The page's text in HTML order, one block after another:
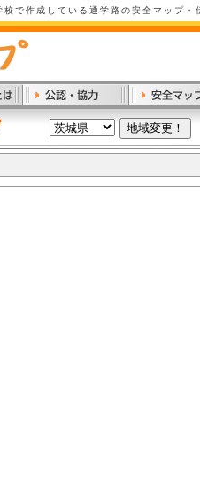
校で作成している通学路の安全マップ